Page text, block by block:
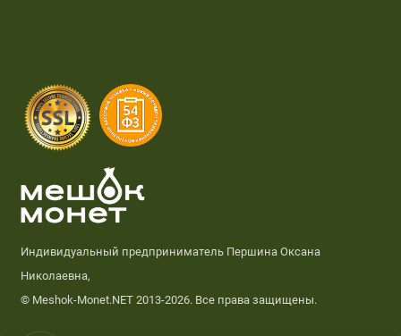
Индивидуальный предприниматель Першина Оксана
Николаевна,
© Meshok-Monet.NET 2013-2026. Все права защищены.